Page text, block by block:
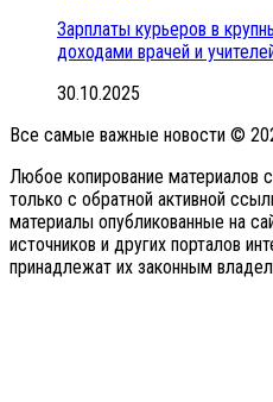
Зарплаты курьеров в
доходами врачей и
30.10.2025
Все самые важные новости ©
Любое копирование материалов
только с обратной активной
материалы опубликованные на
источников и других порталов
принадлежат их законным